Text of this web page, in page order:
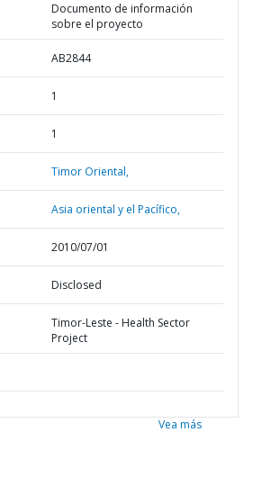
Documento de información
sobre el proyecto
AB2844
1
1
Timor Oriental,
Asia oriental y el Pacífico,
2010/07/01
Disclosed
Timor-Leste - Health Sector
Project
Vea más